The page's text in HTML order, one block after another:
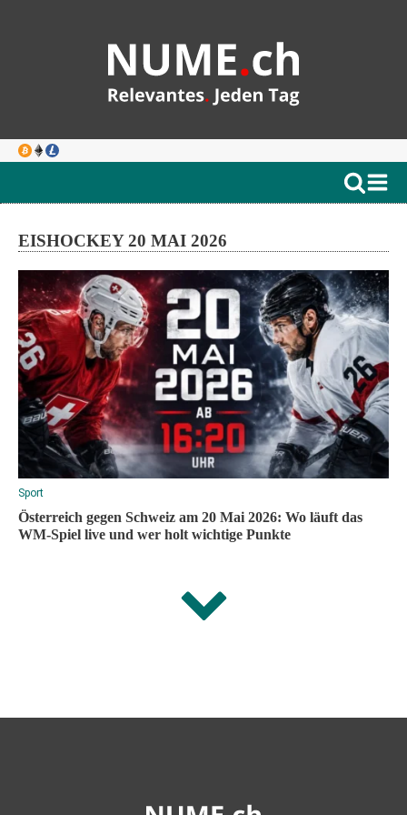
EISHOCKEY 20 MAI 2026
Sport
Österreich gegen Schweiz am 20 Mai 2026: Wo läuft das
WM-Spiel live und wer holt wichtige Punkte